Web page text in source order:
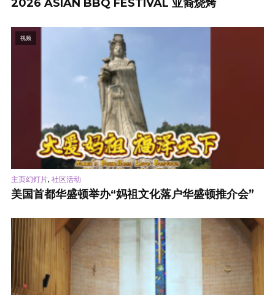
2026 ASIAN BBQ FESTIVAL 亚裔烧烤
视频
主页幻灯片, 社区活动
美国首都华盛顿举办“妈祖文化落户华盛顿推介会”